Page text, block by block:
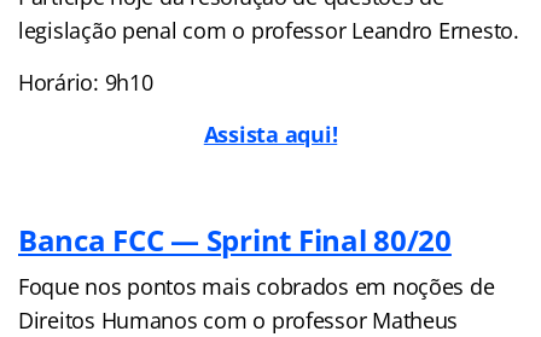
legislação penal com o professor Leandro Ernesto.
Horário: 9h10
Assista aqui!
Banca FCC — Sprint Final 80/20
Foque nos pontos mais cobrados em noções de
Direitos Humanos com o professor Matheus